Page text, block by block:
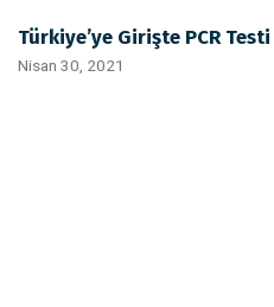
Türkiye’ye Girişte PCR
Nisan 30, 2021